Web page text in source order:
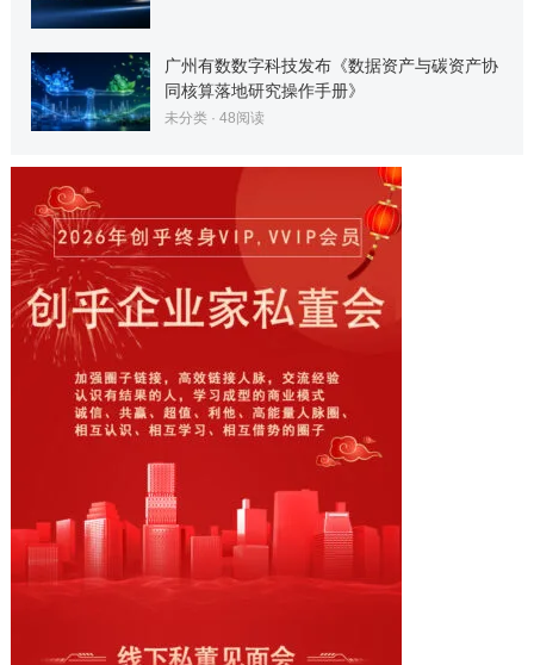
广州有数数字科技发布《数据资产与碳资产协
同核算落地研究操作手册》
未分类· 48阅读